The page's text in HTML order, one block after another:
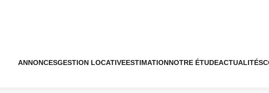
ANNONCESGESTION LOCATIVEESTIMATIONNOTRE ÉTUDEACTUALITÉS